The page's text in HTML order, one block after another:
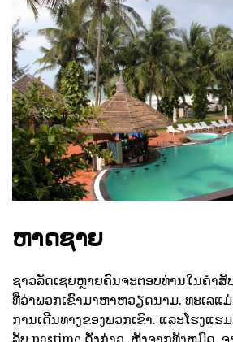
ຫາດຊາຍ
ຊາວລັດເຊຍຫຼາຍຄົນຈະຕອບທ່ານໃນຄໍາ
ທີ່ວ່າພວກເຂົາມາຫາຫວຽດນາມ. ທະເລແ
ການເດີນທາງຂອງພວກເຂົາ. ແລະໂຮງແ